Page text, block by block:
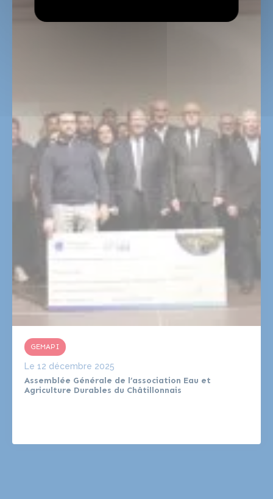
Assemblée Générale de l’association Eau et
Agriculture Durables du Châtillonnais
Le 12 décembre 2025
GEMAPI